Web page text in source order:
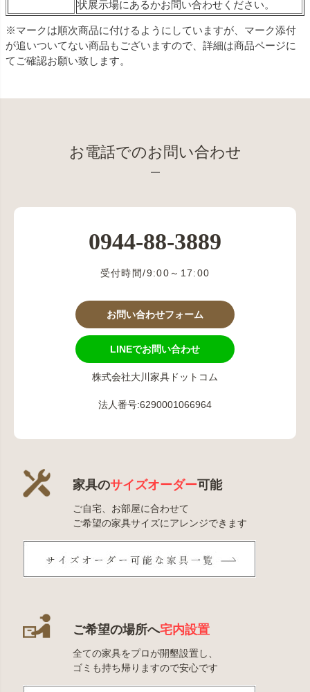
状展示場にあるかお問い合わせください。
※マークは順次商品に付けるようにしていますが、マーク添付
が追いついてない商品もございますので、詳細は商品ページに
てご確認お願い致します。
お電話でのお問い合わせ
0944-88-3889
受付時間/9:00～17:00
お問い合わせフォーム
LINEでお問い合わせ
株式会社大川家具ドットコム
法人番号:6290001066964
家具のサイズオーダー可能
ご自宅、お部屋に合わせて
ご希望の家具サイズにアレンジできます
ご希望の場所へ宅内設置
全ての家具をプロが開墾設置し、
ゴミも持ち帰りますので安心です